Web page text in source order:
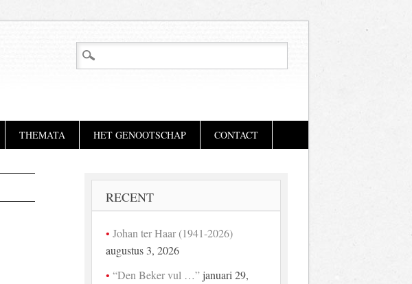
THEMATA HET GENOOTSCHAP CONTACT
RECENT
Johan ter Haar (1941-2026)
augustus 3, 2026
“Den Beker vul …” januari 29,